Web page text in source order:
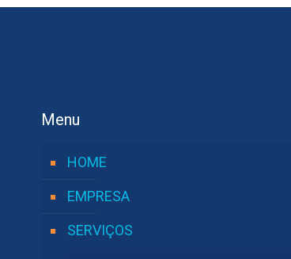
Menu
HOME
EMPRESA
SERVIÇOS